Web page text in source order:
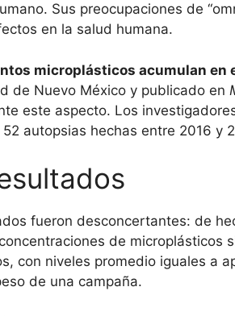
Sus preocupaciones de
en la salud humana.
microplásticos acumulan en
de Nuevo México y publicado en
este aspecto. Los
autopsias hechas entre 2016 y
fueron desconcertantes: de
de microplásticos
con niveles promedio iguales a
de una campaña.